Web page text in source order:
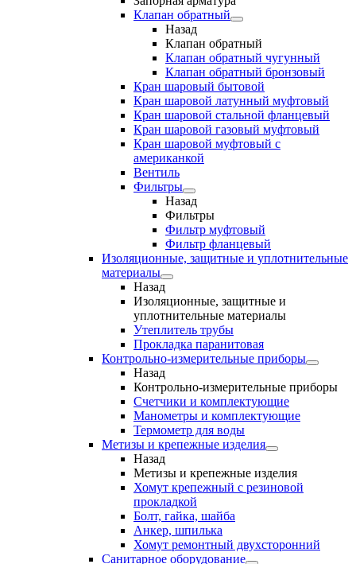
Клапан обратный
Назад
Клапан обратный
Клапан обратный чугунный
Клапан обратный бронзовый
Кран шаровый бытовой
Кран шаровой латунный муфтовый
Кран шаровой стальной фланцевый
Кран шаровой газовый муфтовый
Кран шаровой муфтовый с
американкой
Вентиль
Фильтры
Назад
Фильтры
Фильтр муфтовый
Фильтр фланцевый
Изоляционные, защитные и уплотнительные
материалы
Назад
Изоляционные, защитные и
уплотнительные материалы
Утеплитель трубы
Прокладка паранитовая
Контрольно-измерительные приборы
Назад
Контрольно-измерительные приборы
Счетчики и комплектующие
Манометры и комплектующие
Термометр для воды
Метизы и крепежные изделия
Назад
Метизы и крепежные изделия
Хомут крепежный с резиновой
прокладкой
Болт, гайка, шайба
Анкер, шпилька
Хомут ремонтный двухсторонний
Санитарное оборудование